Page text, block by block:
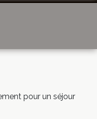
pour un séjour